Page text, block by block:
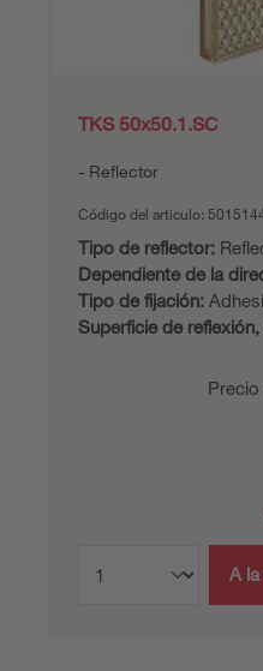
TKS 50x50.1.SC
Reflector
Código del articulo:
Tipo de reflector:
Dependiente de la
Tipo de fijación:
Superficie de
A